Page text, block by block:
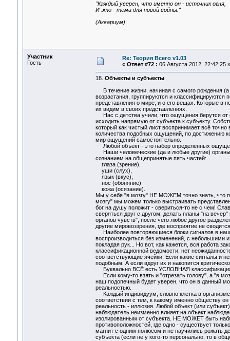
"Каждый уверен, что именно он - источник огня,
И это - тема для новой войны."
(Аквариум)
Участник
Гость
Re: Теория Всего v1.03
« Ответ #72 : 06 Августа 2012, 22:42:25 »
18. Объекты и субъекты
В течение жизни, начиная с самого рождения
возрастания, группируются и классифицируются
представления о мире, и о его вещах. Которые в
их видим в своих представлениях.
Нас с детства учили, что ощущения берутся
исходить напрямую от субъекта к субъекту.
который как чистый лист воспринимает всё
количества подобных ощущений, по достижению
мир ощущений самостоятельно.
Любой объект - это набор определённых
Наши человеческие (да и любые другие)
сознанием на общепринятые пять частей:
глаза (зрение),
уши (слух),
язык (вкус),
нос (обоняние)
кожа (осязание).
Мы у себя "в мозгу" НЕ МОЖЕМ точно знать, что
мозгу" мы можем только выстраивать
бог на душу положит - свериться-то не с чем!
сверяться друг с другом, делать планы "на
органов чувств", после чего любое другое
другие мировоззрения, где восприятие не
Наиболее повторяющиеся блоки сигналов в
воспроизводиться без изменений, с небольшими
покладая рук... Но вот, как кажется, вся работа
классификационной ведомости, нет
соответствующие ячейки. Если какие сигналы и
подобным. А если вдруг их и накопится
Буквально ВСЁ есть УСЛОВНАЯ
Если кому-то взять и "отрезать голову", а "в
наш подопечный будет уверен, что он в данный
реальностью.
Каждый индивидуум, словно клетка в
соответствии с тем, к какому именно обществу
реальность - иллюзия. Любой объект (или
наблюдатель неизменно влияет на объект
изолированным от субъекта. НЕ МОЖЕТ быть
противоположностей, где одно - существует
магнит с одним полюсом и не научились рожать
субъекта (если не у кого-то персонально, то в